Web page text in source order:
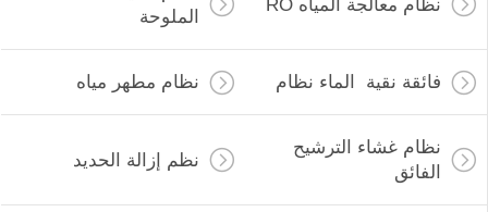
نظام معالجة المياه RO
الملوحة
فائقة نقية الماء نظام نظام مطهر مياه
نظام غشاء الترشيح
الفائق
نظم إزالة الحديد